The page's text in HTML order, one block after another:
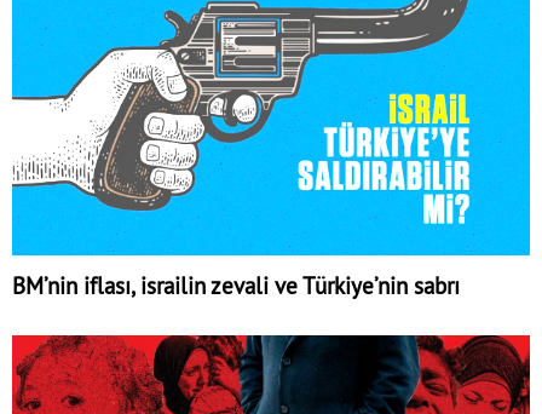
BM’nin iflası, israilin zevali ve Türkiye’nin sabrı